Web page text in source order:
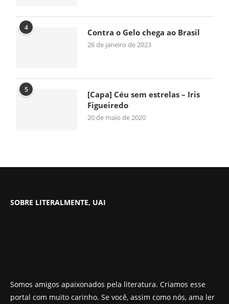
4 Contra o Gelo chega ao Brasil
26 de janeiro de 2023
5
[Capa] Céu sem estrelas – Iris
Figueiredo
20 de maio de 2020
SOBRE LITERALMENTE, UAI
Somos amigos apaixonados pela literatura. Criamos esse
portal com muito carinho. Se você, assim como nós, ama ler